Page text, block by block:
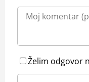
Želim odgovor